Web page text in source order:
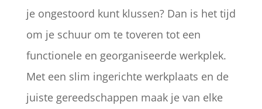
je ongestoord kunt klussen? Dan is het tijd
om je schuur om te toveren tot een
functionele en georganiseerde werkplek.
Met een slim ingerichte werkplaats en de
juiste gereedschappen maak je van elke